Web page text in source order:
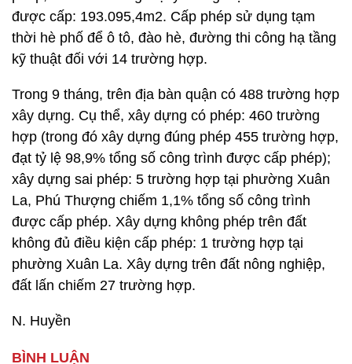
được cấp: 193.095,4m2. Cấp phép sử dụng tạm
thời hè phố để ô tô, đào hè, đường thi công hạ tầng
kỹ thuật đối với 14 trường hợp.
Trong 9 tháng, trên địa bàn quận có 488 trường hợp
xây dựng. Cụ thể, xây dựng có phép: 460 trường
hợp (trong đó xây dựng đúng phép 455 trường hợp,
đạt tỷ lệ 98,9% tổng số công trình được cấp phép);
xây dựng sai phép: 5 trường hợp tại phường Xuân
La, Phú Thượng chiếm 1,1% tổng số công trình
được cấp phép. Xây dựng không phép trên đất
không đủ điều kiện cấp phép: 1 trường hợp tại
phường Xuân La. Xây dựng trên đất nông nghiệp,
đất lấn chiếm 27 trường hợp.
N. Huyền